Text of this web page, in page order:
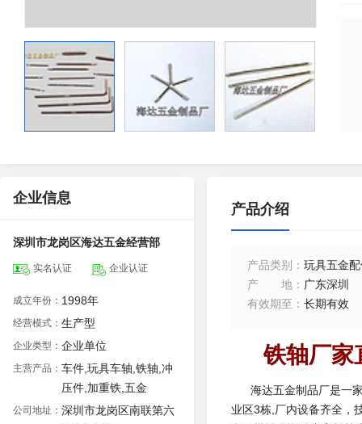
企业信息
深圳市龙岗区海达五金经营部
实名认证 企业认证
成立年份： 1998年
经营模式： 生产型
企业类型： 企业单位
主营产品： 车件,玩具车轴,铁轴,冲
压件,加重铁,五金
公司地址： 深圳市龙岗区南联第六
产品介绍
产品类别 ： 玩具五金
产地 ： 广东深圳
有效期至 ： 长期有效
铁轴厂家
海达五金制品厂是一家
业区3栋,厂内设备齐全，